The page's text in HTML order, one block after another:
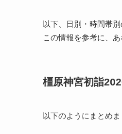
以下、日別・時間帯
この情報を参考に、
橿原神宮初詣
以下のようにまとめま